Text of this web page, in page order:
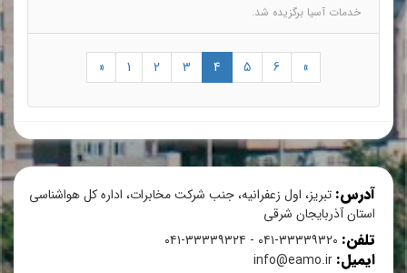
خدمات آسیا برگزیده شد.
« 1 2 3 4 5 6 »
آدرس: تبریز، اول زعفرانیه، جنب شرکت مخابرات، اداره کل هواشناسی
استان آذربایجان شرقی
تلفن: ۳۳۳۳۹۳۲۰-۰۴۱ - ۳۳۳۳۹۳۲۴-۰۴۱
ایمیل: info@eamo.ir